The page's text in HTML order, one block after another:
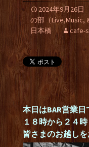
2024年9月26日
の部（Live,Music, &
日本橋
cafe-
本日はBAR営業日
１８時から２４時
皆さまのお越し